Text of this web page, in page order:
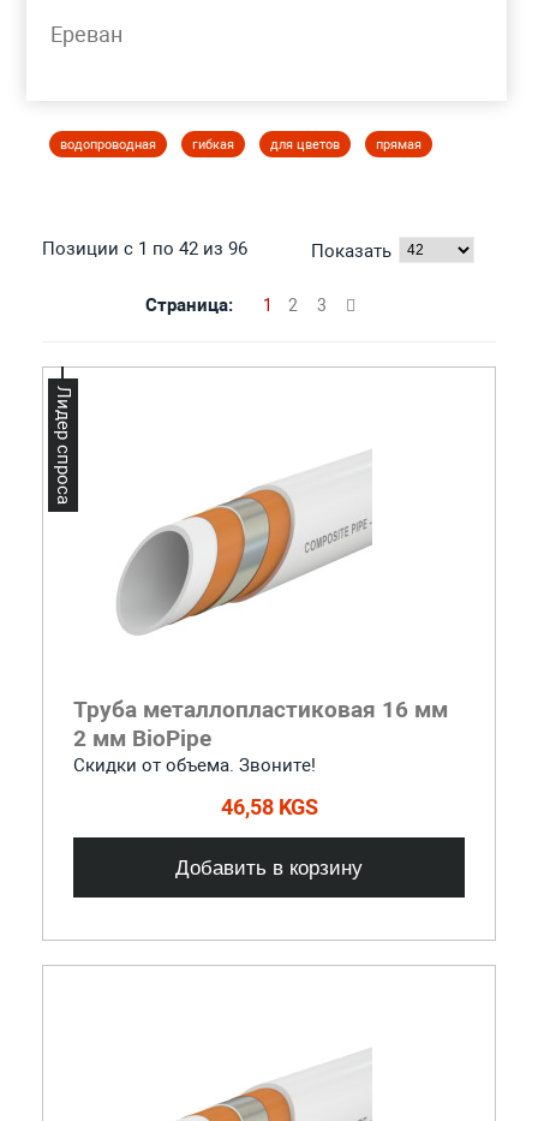
Ереван
ТРУБА
водопроводная гибкая для цветов прямая
Позиции с 1 по 42 из 96 Показать
Страница: 1 2 3
Труба металлопластиковая 16 мм
2 мм BioPipe
Скидки от объема. Звоните!
46,58 KGS
Добавить в корзину
Лидер спроса